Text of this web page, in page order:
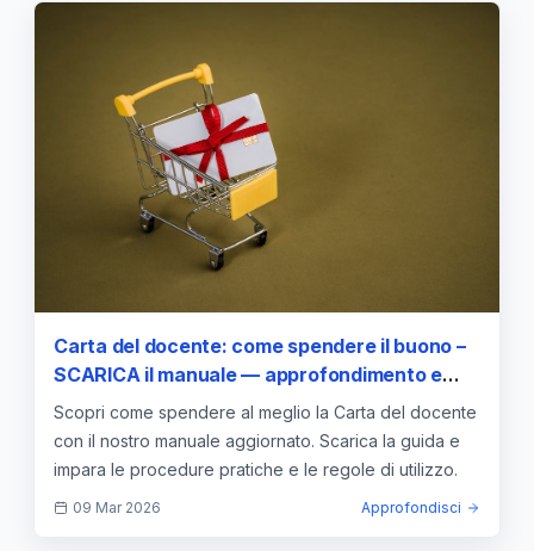
Carta del docente: come spendere il buono –
SCARICA il manuale — approfondimento e
guida
Scopri come spendere al meglio la Carta del docente
con il nostro manuale aggiornato. Scarica la guida e
impara le procedure pratiche e le regole di utilizzo.
09 Mar 2026 Approfondisci